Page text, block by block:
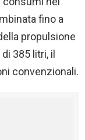
fino a
propulsione
385 litri, il
convenzionali.